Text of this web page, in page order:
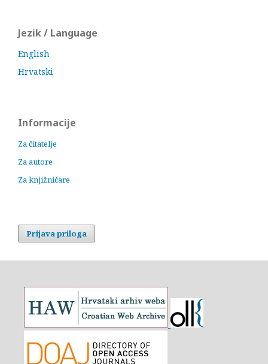
Jezik / Language
English
Hrvatski
Informacije
Za čitatelje
Za autore
Za knjižničare
Prijava priloga